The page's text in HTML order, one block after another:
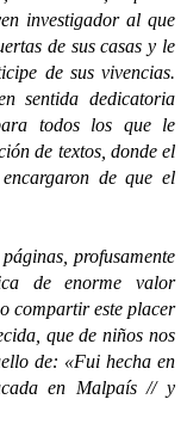
investigador al que
de sus casas y le
de sus vivencias.
sentida dedicatoria
todos los que le
de textos, donde el
de que el
profusamente
de enorme valor
compartir este placer
que de niños nos
de: «Fui hecha en
en Malpaís // y